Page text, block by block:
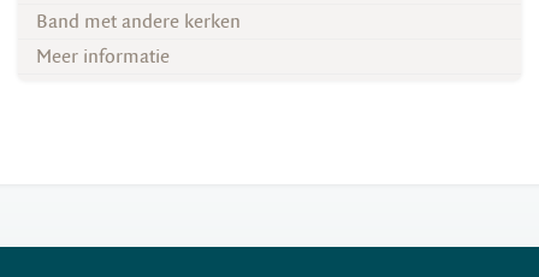
Band met andere kerken
Meer informatie